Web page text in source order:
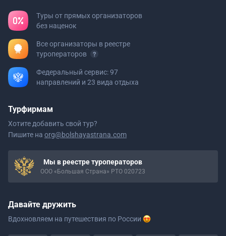
Туры от прямых организаторов
без наценок
Все организаторы в реестре
туроператоров
Федеральный сервис: 97
направлений и 23 вида отдыха
Турфирмам
Хотите добавить свой тур?
Пишите на org@bolshayastrana.com
Мы в реестре туроператоров
ООО «Большая Страна» РТО 020723
Давайте дружить
Вдохновляем на путешествия по России